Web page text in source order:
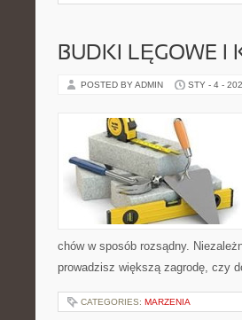
BUDKI LĘGOWE I
POSTED BY ADMIN STY - 4 -
chów w sposób rozsądny.
prowadzisz większą zagrodę, czy
CATEGORIES: MARZENIA